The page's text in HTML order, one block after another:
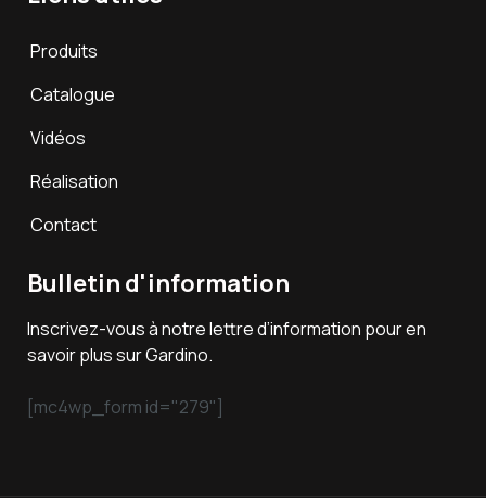
Produits
Catalogue
Vidéos
Réalisation
Contact
Bulletin d'information
Inscrivez-vous à notre lettre d’information pour en
savoir plus sur Gardino.
[mc4wp_form id="279"]